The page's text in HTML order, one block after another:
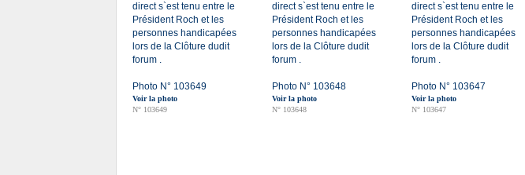
direct s`est tenu entre le
Président Roch et les
personnes handicapées
lors de la Clôture dudit
forum .
Photo N° 103649
Voir la photo
N° 103649
direct s`est tenu entre le
Président Roch et les
personnes handicapées
lors de la Clôture dudit
forum .
Photo N° 103648
Voir la photo
N° 103648
direct s`est tenu entre le
Président Roch et les
personnes handicapées
lors de la Clôture dudit
forum .
Photo N° 103647
Voir la photo
N° 103647